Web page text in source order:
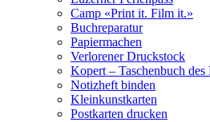
Camp «Print it. Film it.»
Buchreparatur
Papiermachen
Verlorener Druckstock
Kopert – Taschenbuch des
Notizheft binden
Kleinkunstkarten
Postkarten drucken